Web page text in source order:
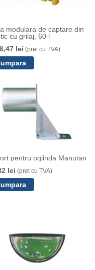
modulara de captare din
cu grilaj, 60 l
lei (pret cu TVA)
pentru oglinda Manutan
lei (pret cu TVA)